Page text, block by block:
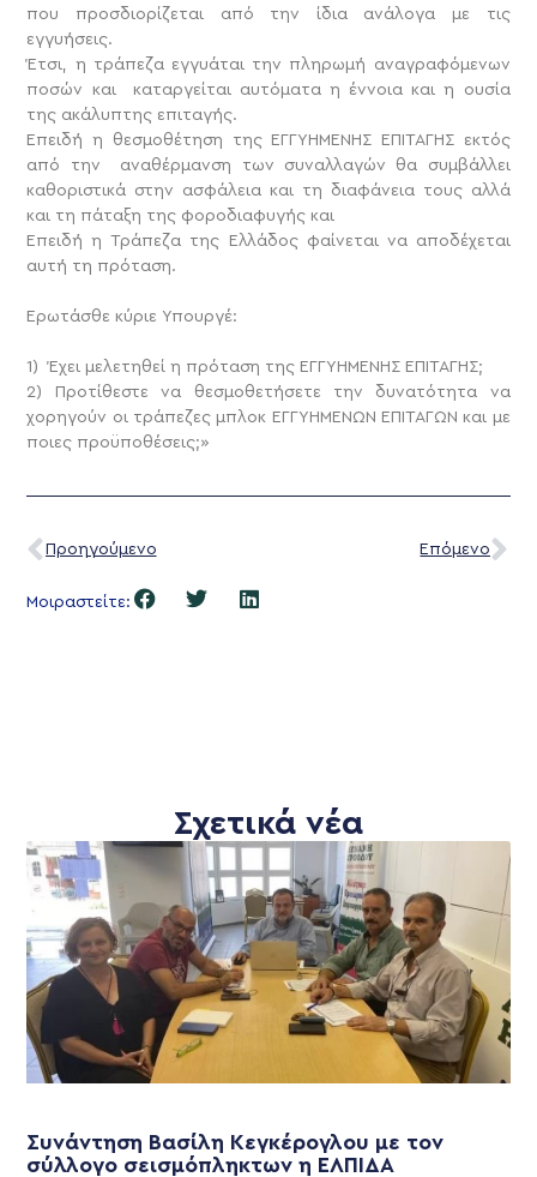
που προσδιορίζεται από την ίδια ανάλογα με τις
εγγυήσεις.
Έτσι, η τράπεζα εγγυάται την πληρωμή αναγραφόμενων
ποσών και καταργείται αυτόματα η έννοια και η ουσία
της ακάλυπτης επιταγής.
Επειδή η θεσμοθέτηση της ΕΓΓΥΗΜΕΝΗΣ ΕΠΙΤΑΓΗΣ εκτός
από την αναθέρμανση των συναλλαγών θα συμβάλλει
καθοριστικά στην ασφάλεια και τη διαφάνεια τους αλλά
και τη πάταξη της φοροδιαφυγής και
Επειδή η Τράπεζα της Ελλάδος φαίνεται να αποδέχεται
αυτή τη πρόταση.
Ερωτάσθε κύριε Υπουργέ:
1) Έχει μελετηθεί η πρόταση της ΕΓΓΥΗΜΕΝΗΣ ΕΠΙΤΑΓΗΣ;
2) Προτίθεστε να θεσμοθετήσετε την δυνατότητα να
χορηγούν οι τράπεζες μπλοκ ΕΓΓΥΗΜΕΝΩΝ ΕΠΙΤΑΓΩΝ και με
ποιες προϋποθέσεις;»
Προηγούμενο Επόμενο
Μοιραστείτε:
Σχετικά νέα
Συνάντηση Βασίλη Κεγκέρογλου με τον
σύλλογο σεισμόπληκτων η ΕΛΠΙΔΑ